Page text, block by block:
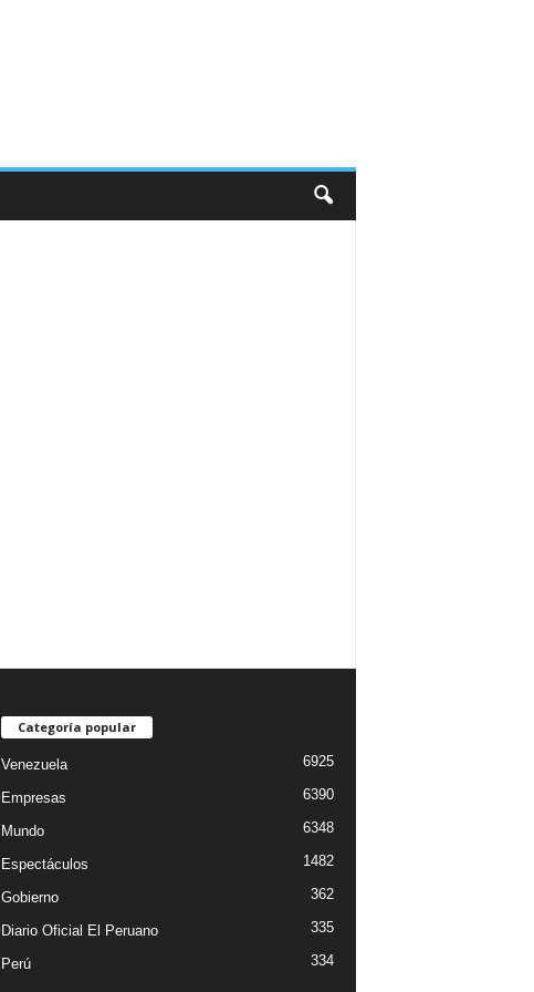
Categoría popular
Venezuela 6925
Empresas 6390
Mundo 6348
Espectáculos 1482
Gobierno 362
Diario Oficial El Peruano 335
Perú 334